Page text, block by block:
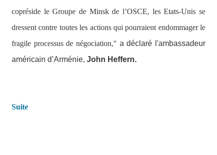
copréside le Groupe de Minsk de l’OSCE, les Etats-Unis se
dressent contre toutes les actions qui pourraient endommager le
fragile processus de négociation," a déclaré l'ambassadeur
américain d’Arménie, John Heffern.
Suite